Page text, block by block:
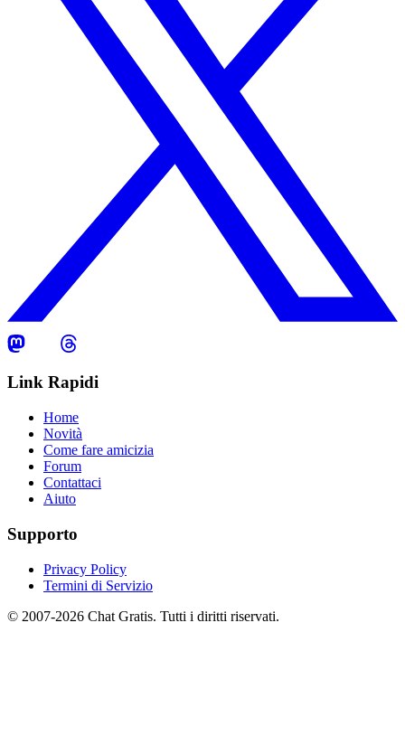
Link Rapidi
Home
Novità
Come fare amicizia
Forum
Contattaci
Aiuto
Supporto
Privacy Policy
Termini di Servizio
© 2007-2026 Chat Gratis. Tutti i diritti riservati.